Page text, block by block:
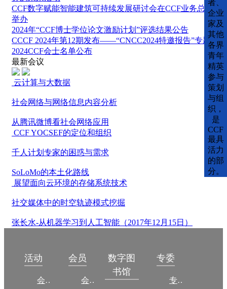
CCF数字赋能智能建筑可持续发展研讨会在CCF业务总部
举办
2024年“CCF博士学位论文激励计划”评选结果公告
CCCF 2024年第12期发布——“CNCC2024特邀报告”专题
2024CCF会士名单公布
最新会议
云计算与大数据
社会网络与网络信息内容分析
从腾讯微博看社会网络应用
CCF YOCSEF的定位和组织
千人计划专家的困惑与需求
SoLoMo的本土化路线
展望面向云环境的存储系统技术
社交媒体中的时空轨迹模式挖掘
张长水-从机器学习到人工智能（2017年12月15日）
活动
会议
会员
会员简介
数字图
书馆
专委
专委简介
者、
企业
家及
其他
各界
青年
精英
参与
策划
与组
织，
是
CCF
最具
活力
的部
分。